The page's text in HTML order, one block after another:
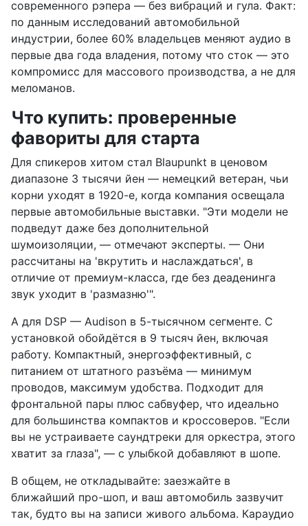
современного рэпера — без вибраций и гула. Факт:
по данным исследований автомобильной
индустрии, более 60% владельцев меняют аудио в
первые два года владения, потому что сток — это
компромисс для массового производства, а не для
меломанов.
Что купить: проверенные
фавориты для старта
Для спикеров хитом стал Blaupunkt в ценовом
диапазоне 3 тысячи йен — немецкий ветеран, чьи
корни уходят в 1920-е, когда компания освещала
первые автомобильные выставки. "Эти модели не
подведут даже без дополнительной
шумоизоляции, — отмечают эксперты. — Они
рассчитаны на 'вкрутить и наслаждаться', в
отличие от премиум-класса, где без деаденинга
звук уходит в 'размазню'".
А для DSP — Audison в 5-тысячном сегменте. С
установкой обойдётся в 9 тысяч йен, включая
работу. Компактный, энергоэффективный, с
питанием от штатного разъёма — минимум
проводов, максимум удобства. Подходит для
фронтальной пары плюс сабвуфер, что идеально
для большинства компактов и кроссоверов. "Если
вы не устраиваете саундтреки для оркестра, этого
хватит за глаза", — с улыбкой добавляют в шопе.
В общем, не откладывайте: заезжайте в
ближайший про-шоп, и ваш автомобиль зазвучит
так, будто вы на записи живого альбома. Караудио